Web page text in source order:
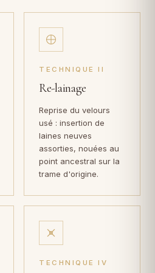
TECHNIQUE II
Re-lainage
Reprise du velours
usé : insertion de
laines neuves
assorties, nouées au
point ancestral sur la
trame d'origine.
TECHNIQUE IV